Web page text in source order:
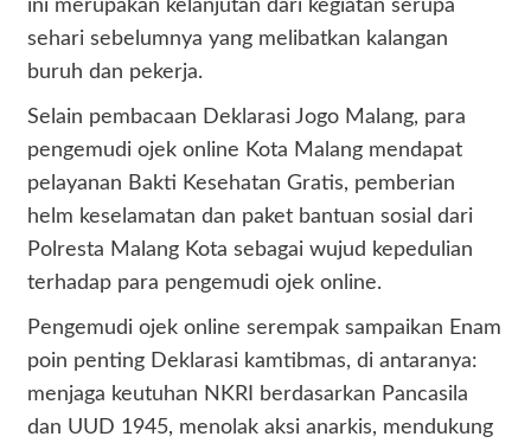
ini merupakan kelanjutan dari kegiatan serupa
sehari sebelumnya yang melibatkan kalangan
buruh dan pekerja.
Selain pembacaan Deklarasi Jogo Malang, para
pengemudi ojek online Kota Malang mendapat
pelayanan Bakti Kesehatan Gratis, pemberian
helm keselamatan dan paket bantuan sosial dari
Polresta Malang Kota sebagai wujud kepedulian
terhadap para pengemudi ojek online.
Pengemudi ojek online serempak sampaikan Enam
poin penting Deklarasi kamtibmas, di antaranya:
menjaga keutuhan NKRI berdasarkan Pancasila
dan UUD 1945, menolak aksi anarkis, mendukung